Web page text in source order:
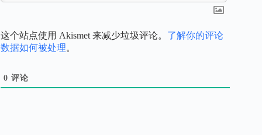
这个站点使用 Akismet 来减少垃圾评论。 了解你的评论
数据如何被处理。
0 评论